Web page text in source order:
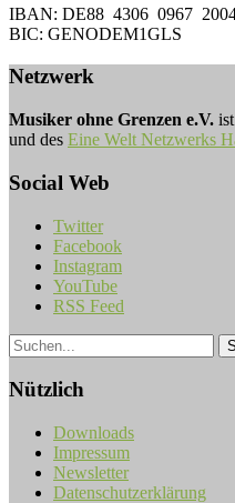
IBAN: DE88 4306 0967
BIC: GENODEM1GLS
Netzwerk
Musiker ohne Grenzen e.V.
und des Eine Welt Netzwerks
Social Web
Twitter
Facebook
Instagram
YouTube
RSS Feed
Nützlich
Downloads
Impressum
Newsletter
Datenschutzerklärung